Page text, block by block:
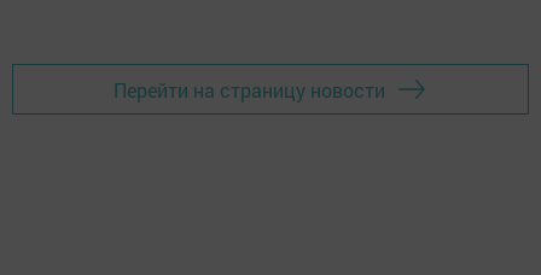
Перейти на страницу новости